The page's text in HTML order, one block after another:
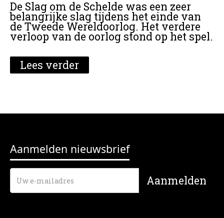
De Slag om de Schelde was een zeer
belangrijke slag tijdens het einde van
de Tweede Wereldoorlog. Het verdere
verloop van de oorlog stond op het spel.
Lees verder
Aanmelden nieuwsbrief